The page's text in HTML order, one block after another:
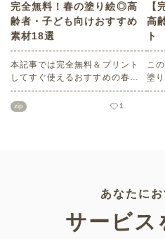
完全無料！春の塗り絵◎高
齢者・子ども向けおすすめ
素材18選
本記事では完全無料＆プリント
してすぐ使えるおすすめの春向
け塗り絵をご紹介します。ご高
齢者・子どもいずれにも最適な
zip 1
【
高
ト
こ
塗
も
け
あなたに
サービス